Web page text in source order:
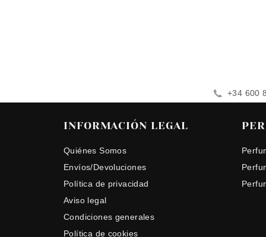
+34 600
INFORMACIÓN LEGAL
Quiénes Somos
Envíos/Devoluciones
Política de privacidad
Aviso legal
Condiciones generales
Política de cookies